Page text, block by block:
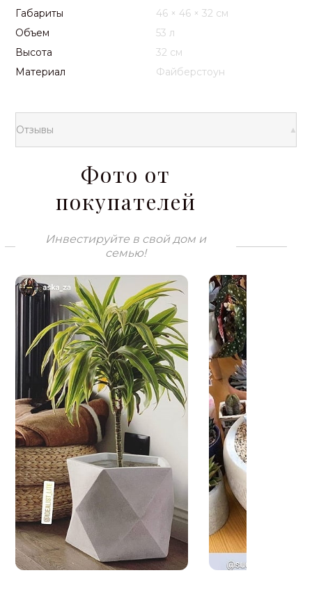
Габариты
46 × 46 × 32 см
Объем
53 л
Высота
32 см
Материал
Файберстоун
Отзывы
Фото от
покупателей
Инвестируйте в свой дом и
семью!